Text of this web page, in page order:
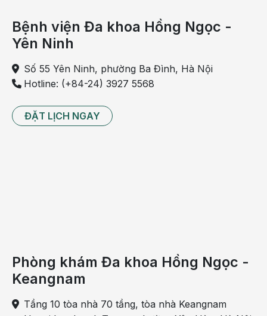
Bệnh viện Đa khoa Hồng Ngọc -
Yên Ninh
Số 55 Yên Ninh, phường Ba Đình, Hà Nội
Hotline: (+84-24) 3927 5568
ĐẶT LỊCH NGAY
Phòng khám Đa khoa Hồng Ngọc -
Keangnam
Tầng 10 tòa nhà 70 tầng, tòa nhà Keangnam